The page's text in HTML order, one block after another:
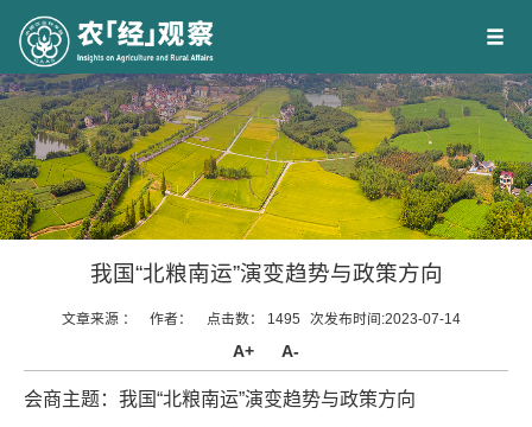
我国“北粮南运”演变趋势与政策方向
文章来源 ： 作者： 点击数： 1495 次发布时间:2023-07-14
A+ A-
会商主题：我国“北粮南运”演变趋势与政策方向